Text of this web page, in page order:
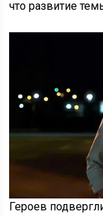
что развитие
Героев